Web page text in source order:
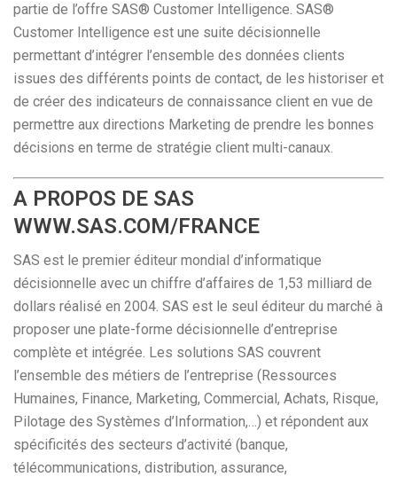
partie de l’offre SAS® Customer Intelligence. SAS®
Customer Intelligence est une suite décisionnelle
permettant d’intégrer l’ensemble des données clients
issues des différents points de contact, de les historiser et
de créer des indicateurs de connaissance client en vue de
permettre aux directions Marketing de prendre les bonnes
décisions en terme de stratégie client multi-canaux.
A PROPOS DE SAS
WWW.SAS.COM/FRANCE
SAS est le premier éditeur mondial d’informatique
décisionnelle avec un chiffre d’affaires de 1,53 milliard de
dollars réalisé en 2004. SAS est le seul éditeur du marché à
proposer une plate-forme décisionnelle d’entreprise
complète et intégrée. Les solutions SAS couvrent
l’ensemble des métiers de l’entreprise (Ressources
Humaines, Finance, Marketing, Commercial, Achats, Risque,
Pilotage des Systèmes d’Information,…) et répondent aux
spécificités des secteurs d’activité (banque,
télécommunications, distribution, assurance,